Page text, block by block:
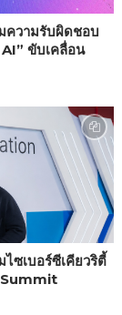
ความรับผิดชอบ
ขับเคลื่อน
ซเบอร์ซีเคียวริตี้